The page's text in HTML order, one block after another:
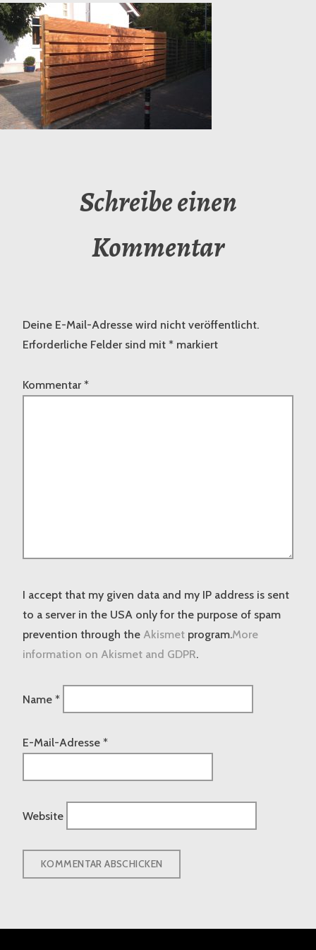
Schreibe einen
Kommentar
Deine E-Mail-Adresse wird nicht veröffentlicht.
Erforderliche Felder sind mit * markiert
Kommentar *
I accept that my given data and my IP address is sent
to a server in the USA only for the purpose of spam
prevention through the Akismet program.More
information on Akismet and GDPR.
Name *
E-Mail-Adresse *
Website